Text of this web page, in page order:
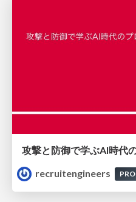
recruitengineers
PRO